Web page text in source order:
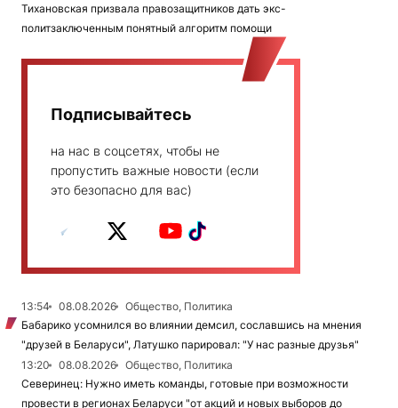
Тихановская призвала правозащитников дать экс-
политзаключенным понятный алгоритм помощи
Подписывайтесь
на нас в соцсетях, чтобы не
пропустить важные новости (если
это безопасно для вас)
13:54 08.08.2026
Общество, Политика
Бабарико усомнился во влиянии демсил, сославшись на мнения
"друзей в Беларуси", Латушко парировал: "У нас разные друзья"
13:20
08.08.2026
Общество, Политика
Северинец: Нужно иметь команды, готовые при возможности
провести в регионах Беларуси "от акций и новых выборов до